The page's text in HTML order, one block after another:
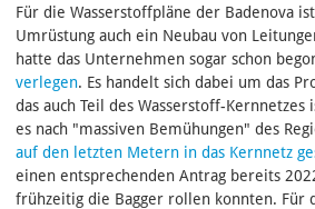
Für die Wasserstoffpläne der Badenova
Umrüstung auch ein Neubau von
hatte das Unternehmen sogar schon
verlegen. Es handelt sich dabei um das
das auch Teil des Wasserstoff-Kernnetzes
es nach "massiven Bemühungen" des
auf den letzten Metern in das Kernnetz
einen entsprechenden Antrag bereits
frühzeitig die Bagger rollen konnten. Für